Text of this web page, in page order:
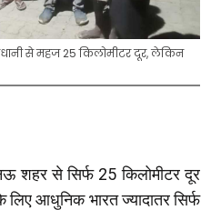
से महज 25 किलोमीटर दूर, लेकिन
शहर से सिर्फ 25 किलोमीटर दूर
आधुनिक भारत ज्यादातर सिर्फ